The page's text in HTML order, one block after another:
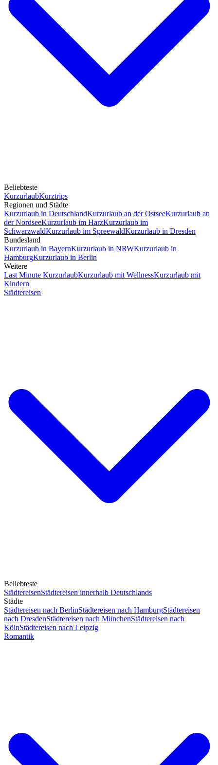
Beliebteste
KurzurlaubKurztrips
Regionen und Städte
Kurzurlaub in DeutschlandKurzurlaub an der OstseeKurzurlaub an
der NordseeKurzurlaub im HarzKurzurlaub im
SchwarzwaldKurzurlaub im SpreewaldKurzurlaub in Dresden
Bundesland
Kurzurlaub in BayernKurzurlaub in NRWKurzurlaub in
HamburgKurzurlaub in Berlin
Weitere
Last Minute KurzurlaubKurzurlaub mit WellnessKurzurlaub mit
Kindern
Städtereisen
Beliebteste
StädtereisenStädtereisen innerhalb Deutschlands
Städte
Städtereisen nach BerlinStädtereisen nach HamburgStädtereisen
nach DresdenStädtereisen nach MünchenStädtereisen nach
KölnStädtereisen nach Leipzig
Romantik